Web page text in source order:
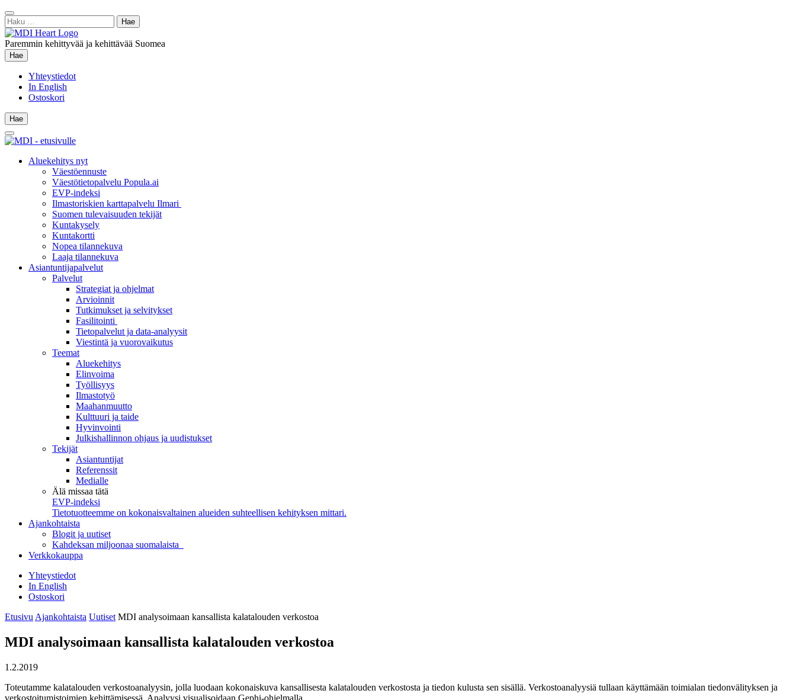
Siirry
sisältöön
Sulje
hae
Haku:
Paremmin kehittyvää ja kehittävää Suomea
Hae
Hae
Yhteystiedot
In English
Ostoskori
Hae
Hae
Main
Menu
Aluekehitys nyt
Väestöennuste
Väestötietopalvelu Popula.ai
EVP-indeksi
Ilmastoriskien karttapalvelu Ilmari
Suomen tulevaisuuden tekijät
Kuntakysely
Kuntakortti
Nopea tilannekuva
Laaja tilannekuva
Asiantuntijapalvelut
Palvelut
Strategiat ja ohjelmat
Arvioinnit
Tutkimukset ja selvitykset
Fasilitointi
Tietopalvelut ja data-analyysit
Viestintä ja vuorovaikutus
Teemat
Aluekehitys
Elinvoima
Työllisyys
Ilmastotyö
Maahanmuutto
Kulttuuri ja taide
Hyvinvointi
Julkishallinnon ohjaus ja uudistukset
Tekijät
Asiantuntijat
Referenssit
Medialle
Älä missaa tätä
EVP-indeksi
Tietotuotteemme on kokonaisvaltainen alueiden suhteellisen kehityksen mittari.
Ajankohtaista
Blogit ja uutiset
Kahdeksan miljoonaa suomalaista
Verkkokauppa
Yhteystiedot
In English
Ostoskori
Etusivu Ajankohtaista Uutiset MDI analysoimaan kansallista kalatalouden verkostoa
MDI analysoimaan kansallista kalatalouden verkostoa
1.2.2019
Toteutamme kalatalouden verkostoanalyysin, jolla luodaan kokonaiskuva kansallisesta kalatalouden verkostosta ja tiedon kulusta sen sisällä. Verkostoanalyysiä tullaan käyttämään toimialan tiedonvälityksen ja
verkostoitumistoimien kehittämisessä. Analyysi visualisoidaan Gephi-ohjelmalla.